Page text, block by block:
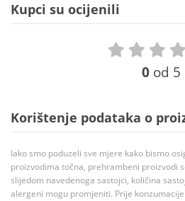
Kupci su ocijenili
0 od 5
Korištenje podataka o
Iako smo poduzeli sve mjere kako bismo
proizvodima točna, prehrambeni proizvodi
slijedom navedenoga sastojci, količina
alergeni mogu promjeniti. Prije